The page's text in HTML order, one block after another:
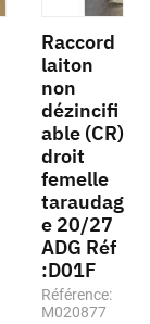
Raccord
laiton
non
dézincifi
able (CR)
droit
femelle
taraudag
e 20/27
ADG Réf
:D01F
Référence:
M020877